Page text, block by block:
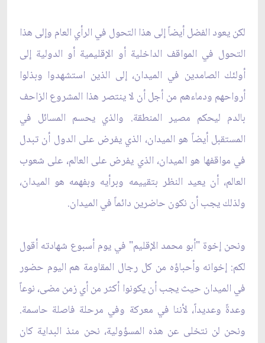
لكن يعود الفضل أيضاً إلى هذا التحول في الرأي العام وإلى هذا
التحول في المواقف الداخلية أو الإقليمية أو الدولية إلى
أولئك الصامدين في الميدان، إلى الذين استشهدوا وبذلوا
أرواحهم ودماءهم من أجل أن لا ينتصر هذا المشروع الزاحف
بالدم ليحكم مصير المنطقة. والذي يحسم المسائل في
المستقبل أيضاً هو الميدان، الذي يفرض على الدول أن تبدل
في مواقفها هو الميدان، الذي يفرض على العالم، على شعوب
العالم، أن يعيد النظر بتقييمه وبرأيه وبفهمه هو الميدان،
ولذلك يجب أن نكون حاضرين دائماً في الميدان.
ونحن إخوة "أبو محمد الإقليم" في يوم أسبوع شهادته أقول
لكم: إخوانه وأحباؤه من كل رجال المقاومة هم اليوم حضور
في الميدان حيث يجب أن يكونوا أكثر من أي زمن مضى، نوعاً
وعدةً وعديداً، لأننا في معركة وفي مرحلة فاصلة حاسمة.
ونحن لن نتخلى عن هذه المسؤولية، نحن منذ البداية كان